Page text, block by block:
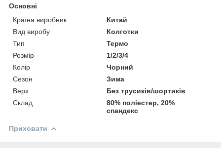
Основні
Країна виробник
Китай
Вид виробу
Колготки
Тип
Термо
Розмір
1/2/3/4
Колір
Чорний
Сезон
Зима
Верх
Без трусиків/шортиків
Склад
80% поліестер, 20%
спандекс
Приховати